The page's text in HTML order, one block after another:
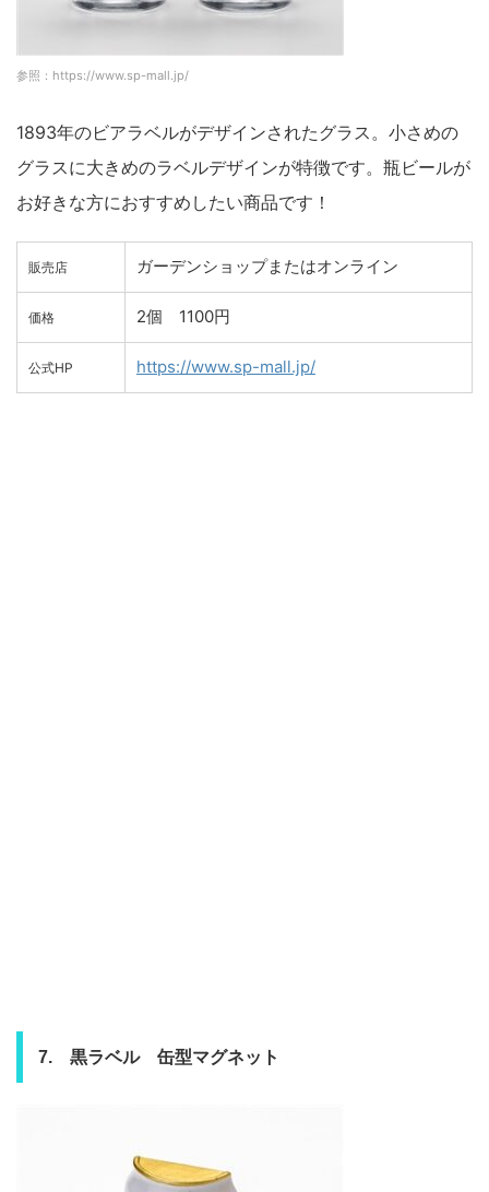
参照：https://www.sp-mall.jp/
1893年のビアラベルがデザインされたグラス。小さめの
グラスに大きめのラベルデザインが特徴です。瓶ビールが
お好きな方におすすめしたい商品です！
販売店 ガーデンショップまたはオンライン
価格 2個 1100円
公式HP https://www.sp-mall.jp/
7. 黒ラベル 缶型マグネット